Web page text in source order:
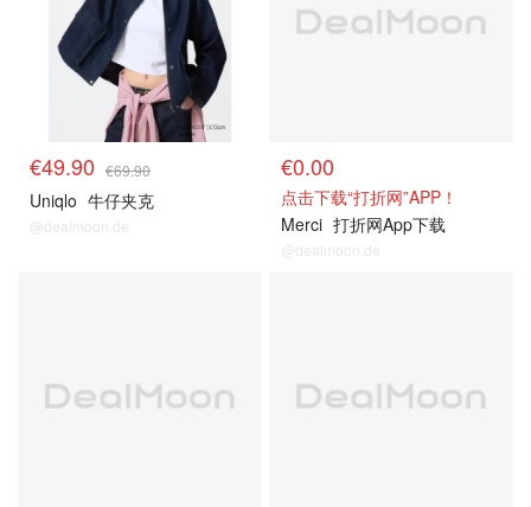
€49.90 €69.90
Uniqlo 牛仔夹克
@dealmoon.de
€0.00
点击下载“打折网”APP！
Merci 打折网App下载
@dealmoon.de